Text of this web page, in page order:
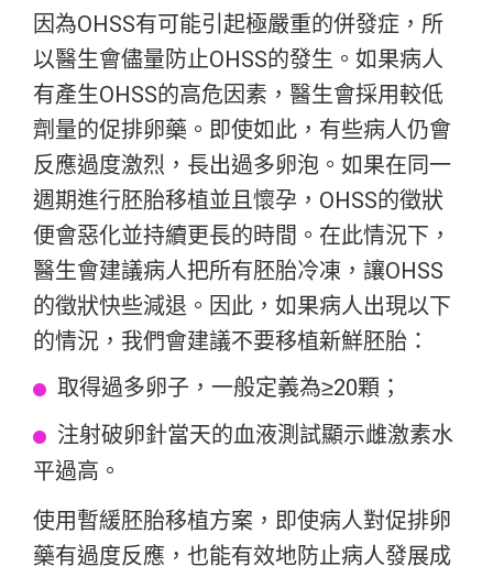
因為OHSS有可能引起極嚴重的併發症，所
以醫生會儘量防止OHSS的發生。如果病人
有產生OHSS的高危因素，醫生會採用較低
劑量的促排卵藥。即使如此，有些病人仍會
反應過度激烈，長出過多卵泡。如果在同一
週期進行胚胎移植並且懷孕，OHSS的徵狀
便會惡化並持續更長的時間。在此情況下，
醫生會建議病人把所有胚胎冷凍，讓OHSS
的徵狀快些減退。因此，如果病人出現以下
的情況，我們會建議不要移植新鮮胚胎：
取得過多卵子，一般定義為≥20顆；
注射破卵針當天的血液測試顯示雌激素水
平過高。
使用暫緩胚胎移植方案，即使病人對促排卵
藥有過度反應，也能有效地防止病人發展成